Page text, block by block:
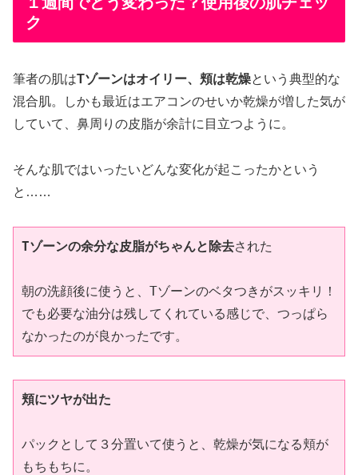
ク
筆者の肌はTゾーンはオイリー、頬は乾燥という典型的な
混合肌。しかも最近はエアコンのせいか乾燥が増した気が
していて、鼻周りの皮脂が余計に目立つように。
そんな肌ではいったいどんな変化が起こったかという
と……
Tゾーンの余分な皮脂がちゃんと除去された
朝の洗顔後に使うと、Tゾーンのベタつきがスッキリ！
でも必要な油分は残してくれている感じで、つっぱら
なかったのが良かったです。
頬にツヤが出た
パックとして３分置いて使うと、乾燥が気になる頬が
もちもちに。